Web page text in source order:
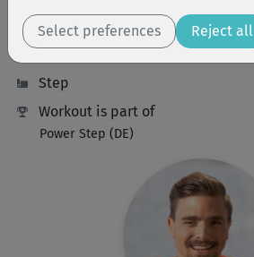
244 kcal
Marcel Kuhn
Step
Workout is part of
Power Step (DE)
Select preferences Reject all